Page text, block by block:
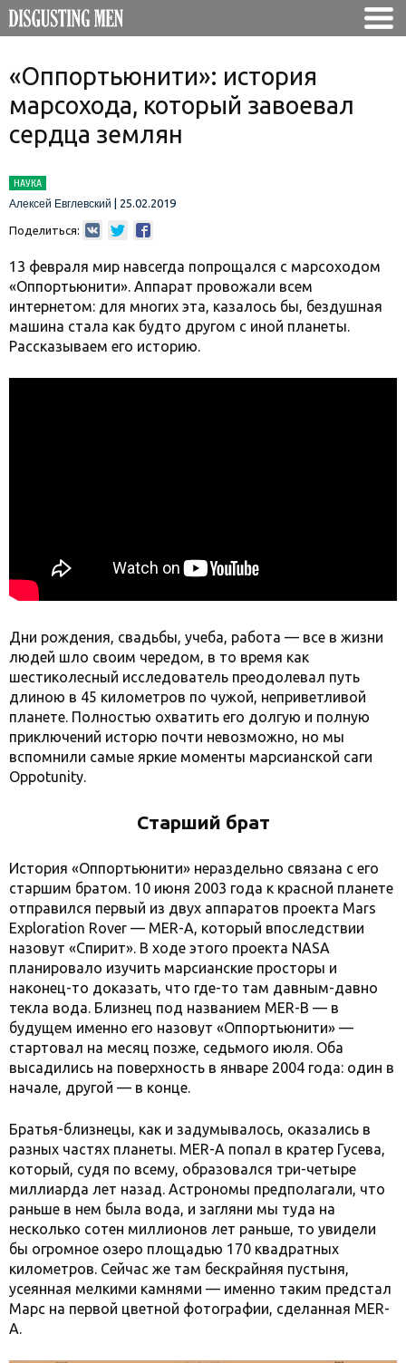
«Оппортьюнити»: история
марсохода, который завоевал
сердца землян
НАУКА
Алексей Евглевский
25.02.2019
Поделиться:
13 февраля мир навсегда попрощался с марсоходом
«Оппортьюнити». Аппарат провожали всем
интернетом: для многих эта, казалось бы, бездушная
машина стала как будто другом с иной планеты.
Рассказываем его историю.
Дни рождения, свадьбы, учеба, работа — все в жизни
людей шло своим чередом, в то время как
шестиколесный исследователь преодолевал путь
длиною в 45 километров по чужой, неприветливой
планете. Полностью охватить его долгую и полную
приключений исторю почти невозможно, но мы
вспомнили самые яркие моменты марсианской саги
Oppotunity.
Старший брат
История «Оппортьюнити» нераздельно связана с его
старшим братом. 10 июня 2003 года к красной планете
отправился первый из двух аппаратов проекта Mars
Exploration Rover — MER-A, который впоследствии
назовут «Спирит». В ходе этого проекта NASA
планировало изучить марсианские просторы и
наконец-то доказать, что где-то там давным-давно
текла вода. Близнец под названием MER-B — в
будущем именно его назовут «Оппортьюнити» —
стартовал на месяц позже, седьмого июля. Оба
высадились на поверхность в январе 2004 года: один в
начале, другой — в конце.
Братья-близнецы, как и задумывалось, оказались в
разных частях планеты. MER-A попал в кратер Гусева,
который, судя по всему, образовался три-четыре
миллиарда лет назад. Астрономы предполагали, что
раньше в нем была вода, и загляни мы туда на
несколько сотен миллионов лет раньше, то увидели
бы огромное озеро площадью 170 квадратных
километров. Сейчас же там бескрайняя пустыня,
усеянная мелкими камнями — именно таким предстал
Марс на первой цветной фотографии, сделанная MER-
A.